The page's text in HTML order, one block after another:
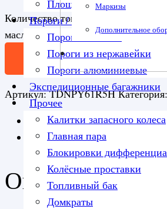
Маркизы
Дополнительное
Площадка под лебедку
Пороги / подножки
Пороги силовые
Пороги из нержавейки
Пороги алюминиевые
Экспедиционные багажники
Прочее
Калитки запасного колеса
Главная пара
Блокировки
Колёсные проставки
Топливный бак
Домкраты
Количество товара Комплект
масляные нагрузка перед 110 кг
В корзину
Артикул:TDNPY61R5H Категория:
Описание
Детали
Описание